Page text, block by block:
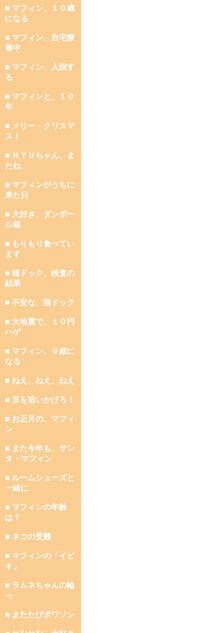
■ マフィン、１０歳
になる
■ マフィン、自宅療
養中
■ マフィン、入院す
る
■ マフィンと、１０
年
■ メリー・クリスマ
ス！
■ ＨＹＵちゃん、ま
たね
■ マフィンがうちに
来た日
■ 大好き、ダンボー
ル箱
■ もりもり食べてい
ます
■ 猫ドック、検査の
結果
■ 不安な、猫ドック
■ 大地震で、１０円
ハゲ
■ マフィン、９歳に
なる
■ ねえ、ねえ、ねえ
■ 豆を追いかけろ！
■ お正月の、マフィ
ン
■ また今年も、サン
タ・マフィン
■ ルームシューズと
一緒に
■ マフィンの年齢
は？
■ ネコの受難
■ マフィンの「イビ
キ」
■ ラムネちゃんの輪
っ
■ またたびポワソン